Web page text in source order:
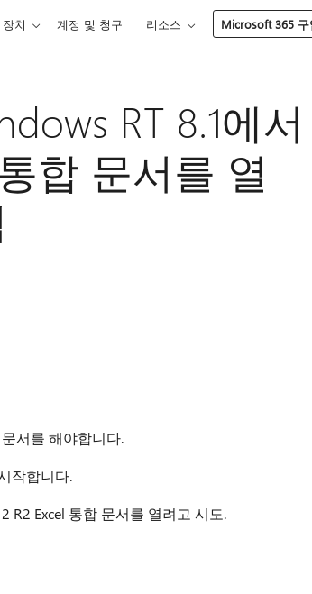
장치 계정 및 청구 리소스 Microsoft 365 구
RT 8.1에서
합 문서를 열
서를 해야합니다.
작합니다.
R2 Excel 통합 문서를 열려고 시도.